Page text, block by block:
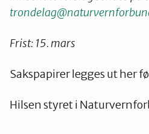
Frist: 15. mars
Sakspapirer legges ut her
Hilsen styret i